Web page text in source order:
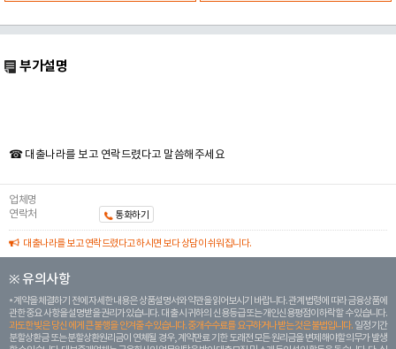
부가설명
☎ 대출나라를 보고 연락드렸다고 말씀해주세요
업체명
연락처
통화하기
대출나라를 보고 연락드렸다고 하시면 보다 상담이 쉬워집니다.
※ 유의사항
계약을 체결하기 전에 자세한 내용은 상품설명서와 약관을 읽어보시기 바랍니다. 관계 법령에 따라 금융상품에
관한 중요 사항을 설명받을 권리가 있습니다. 대 출 시 귀하의 신용등급 또는 개인신용평점이 하락할 수 있습니다.
과도한 빚은 당신 에게 큰 불행을 안겨줄 수 있습니다. 중개수수료를 요구하거나 받는 것은 불법입니다. 일정 기간
분할상환금 또는 분할상환원리금이 연체될 경우, 계약만료 기한 도래전 모든 원리금을 변제해야할 의무가 발생